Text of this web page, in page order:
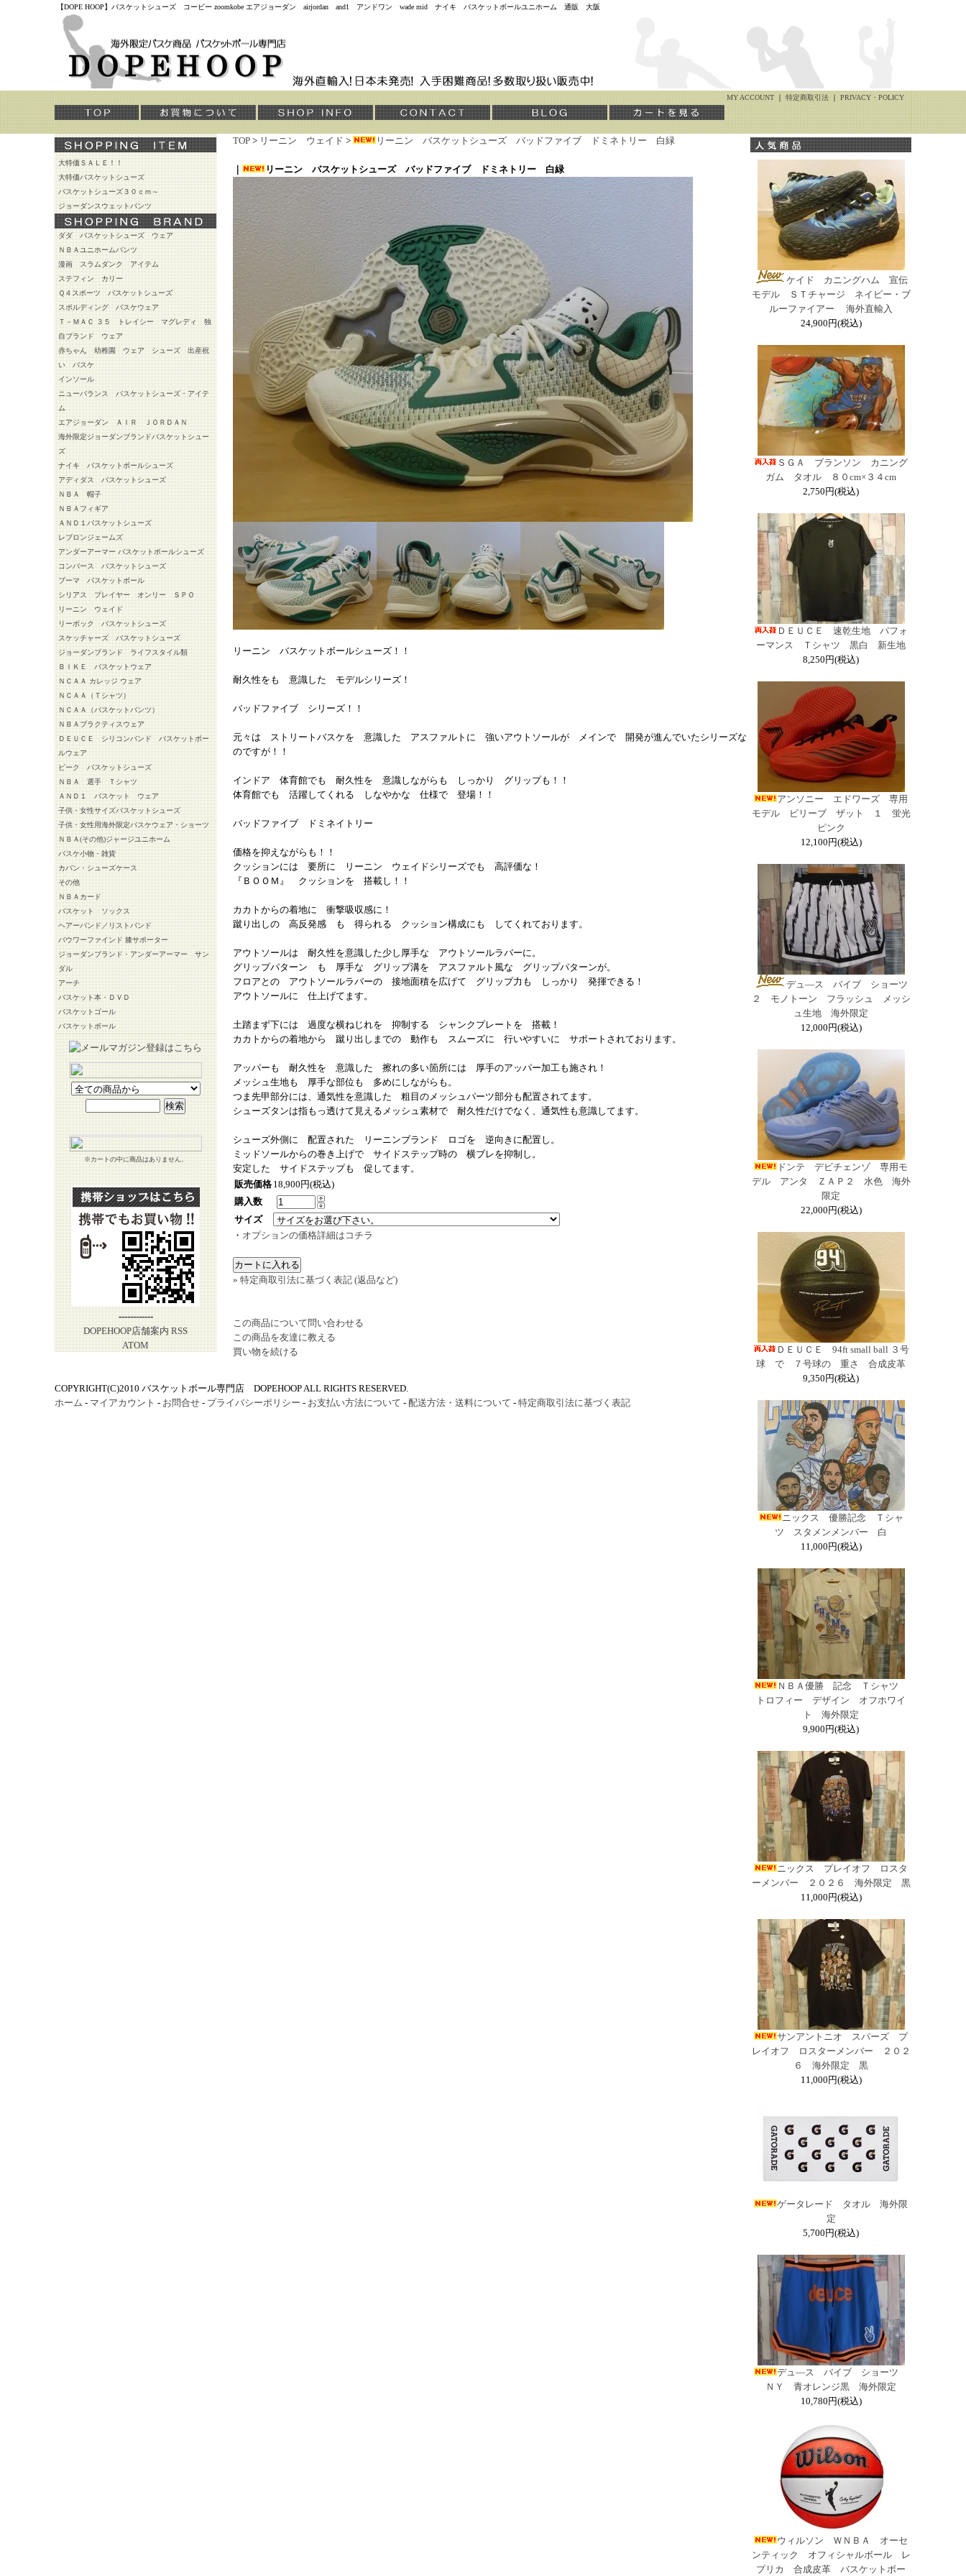
【DOPE HOOP】バスケットシューズ コービー zoomkobe エアジョーダン airjordan and1 アンドワン wade mid ナイキ バスケットボールユニホーム 通販 大阪
MY ACCOUNT｜特定商取引法｜PRIVACY・POLICY
大特価ＳＡＬＥ！！
大特価バスケットシューズ
バスケットシューズ３０ｃｍ～
ジョーダンスウェットパンツ
ダダ バスケットシューズ ウェア
ＮＢＡユニホームパンツ
漫画 スラムダンク アイテム
ステフィン カリー
Ｑ４スポーツ バスケットシューズ
スポルディング バスケウェア
Ｔ－ＭＡＣ ３５ トレイシー マグレディ 独
自ブランド ウェア
赤ちゃん 幼稚園 ウェア シューズ 出産祝
い バスケ
インソール
ニューバランス バスケットシューズ・アイテ
ム
エアジョーダン ＡＩＲ ＪＯＲＤＡＮ
海外限定ジョーダンブランドバスケットシュー
ズ
ナイキ バスケットボールシューズ
アディダス バスケットシューズ
ＮＢＡ 帽子
ＮＢＡフィギア
ＡＮＤ１バスケットシューズ
レブロンジェームズ
アンダーアーマー バスケットボールシューズ
コンバース バスケットシューズ
プーマ バスケットボール
シリアス プレイヤー オンリー ＳＰＯ
リーニン ウェイド
リーボック バスケットシューズ
スケッチャーズ バスケットシューズ
ジョーダンブランド ライフスタイル類
ＢＩＫＥ バスケットウェア
ＮＣＡＡ カレッジ ウェア
ＮＣＡＡ（Ｔシャツ）
ＮＣＡＡ（バスケットパンツ）
ＮＢＡプラクティスウェア
ＤＥＵＣＥ シリコンバンド バスケットボー
ルウェア
ピーク バスケットシューズ
ＮＢＡ 選手 Ｔシャツ
ＡＮＤ１ バスケット ウェア
子供・女性サイズバスケットシューズ
子供・女性用海外限定バスケウェア・ショーツ
ＮＢＡ(その他)ジャージユニホーム
バスケ小物・雑貨
カバン・シューズケース
その他
ＮＢＡカード
バスケット ソックス
ヘアーバンド／リストバンド
バウワーファインド 膝サポーター
ジョーダンブランド・アンダーアーマー サン
ダル
アーチ
バスケット本・ＤＶＤ
バスケットゴール
バスケットボール
※カートの中に商品はありません。
------------
DOPEHOOP店舗案内 RSS
ATOM
ケイド カニングハム 宣伝
モデル ＳＴチャージ ネイビー・ブ
ルーファイアー 海外直輸入
24,900円(税込)
ＳＧＡ ブランソン カニング
ガム タオル ８０cm×３４cm
2,750円(税込)
ＤＥＵＣＥ 速乾生地 パフォ
ーマンス Ｔシャツ 黒白 新生地
8,250円(税込)
アンソニー エドワーズ 専用
モデル ビリーブ ザット １ 蛍光
ピンク
12,100円(税込)
デュ―ス バイブ ショーツ
２ モノトーン フラッシュ メッシ
ュ生地 海外限定
12,000円(税込)
ドンテ デビチェンゾ 専用モ
デル アンタ ＺＡＰ２ 水色 海外
限定
22,000円(税込)
ＤＥＵＣＥ 94ft small ball ３号
球 で ７号球の 重さ 合成皮革
9,350円(税込)
ニックス 優勝記念 Ｔシャ
ツ スタメンメンバー 白
11,000円(税込)
ＮＢＡ優勝 記念 Ｔシャツ
トロフィー デザイン オフホワイ
ト 海外限定
9,900円(税込)
ニックス プレイオフ ロスタ
ーメンバー ２０２６ 海外限定 黒
11,000円(税込)
サンアントニオ スパーズ プ
レイオフ ロスターメンバー ２０２
６ 海外限定 黒
11,000円(税込)
ゲータレード タオル 海外限
定
5,700円(税込)
デュ―ス バイブ ショーツ
ＮＹ 青オレンジ黒 海外限定
10,780円(税込)
ウィルソン ＷＮＢＡ オーセ
ンティック オフィシャルボール レ
プリカ 合成皮革 バスケットボー
TOP > リーニン ウェイド > リーニン バスケットシューズ バッドファイブ ドミネトリー 白緑
リーニン バスケットシューズ バッドファイブ ドミネトリー 白緑
リーニン バスケットボールシューズ！！
耐久性をも 意識した モデルシリーズ！
バッドファイブ シリーズ！！
元々は ストリートバスケを 意識した アスファルトに 強いアウトソールが メインで 開発が進んでいたシリーズな
のですが！！
インドア 体育館でも 耐久性を 意識しながらも しっかり グリップも！！
体育館でも 活躍してくれる しなやかな 仕様で 登場！！
バッドファイブ ドミネイトリー
価格を抑えながらも！！
クッションには 要所に リーニン ウェイドシリーズでも 高評価な！
『ＢＯＯＭ』 クッションを 搭載し！！
カカトからの着地に 衝撃吸収感に！
蹴り出しの 高反発感 も 得られる クッション構成にも してくれております。
アウトソールは 耐久性を意識した少し厚手な アウトソールラバーに。
グリップパターン も 厚手な グリップ溝を アスファルト風な グリップパターンが。
フロアとの アウトソールラバーの 接地面積を広げて グリップ力も しっかり 発揮できる！
アウトソールに 仕上げてます。
土踏まず下には 過度な横ねじれを 抑制する シャンクプレートを 搭載！
カカトからの着地から 蹴り出しまでの 動作も スムーズに 行いやすいに サポートされております。
アッパーも 耐久性を 意識した 擦れの多い箇所には 厚手のアッパー加工も施され！
メッシュ生地も 厚手な部位も 多めにしながらも。
つま先甲部分には、通気性を意識した 粗目のメッシュパーツ部分も配置されてます。
シューズタンは指もっ透けて見えるメッシュ素材で 耐久性だけでなく、通気性も意識してます。
シューズ外側に 配置された リーニンブランド ロゴを 逆向きに配置し。
ミッドソールからの巻き上げで サイドステップ時の 横ブレを抑制し。
安定した サイドステップも 促してます。
販売価格 18,900円(税込)
購入数
サイズ
・ オプションの価格詳細はコチラ
» 特定商取引法に基づく表記 (返品など)
この商品について問い合わせる
この商品を友達に教える
買い物を続ける
COPYRIGHT(C)2010 バスケットボール専門店 DOPEHOOP ALL RIGHTS RESERVED.
ホーム - マイアカウント - お問合せ - プライバシーポリシー - お支払い方法について - 配送方法・送料について - 特定商取引法に基づく表記